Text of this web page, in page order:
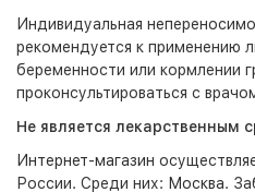
Индивидуальная
рекомендуется к применению
беременности или кормлении
проконсультироваться с
Не является лекарственным
Интернет-магазин
России. Среди них: Москва.